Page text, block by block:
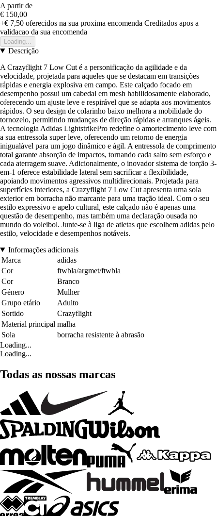
A partir de
€ 150,00
+€ 7,50 oferecidos na sua proxima encomenda Creditados apos a
validacao da sua encomenda
Loading...
Descrição
A Crazyflight 7 Low Cut é a personificação da agilidade e da
velocidade, projetada para aqueles que se destacam em transições
rápidas e energia explosiva em campo. Este calçado focado em
desempenho possui um cabedal em mesh habilidosamente elaborado,
oferecendo um ajuste leve e respirável que se adapta aos movimentos
rápidos. O seu design de colarinho baixo melhora a mobilidade do
tornozelo, permitindo mudanças de direção rápidas e arranques ágeis.
A tecnologia Adidas LightstrikePro redefine o amortecimento leve com
a sua entressola super leve, oferecendo um retorno de energia
inigualável para um jogo dinâmico e ágil. A entressola de comprimento
total garante absorção de impactos, tornando cada salto sem esforço e
cada aterragem suave. Adicionalmente, o inovador sistema de torção 3-
em-1 oferece estabilidade lateral sem sacrificar a flexibilidade,
apoiando movimentos agressivos multidirecionais. Projetada para
superfícies interiores, a Crazyflight 7 Low Cut apresenta uma sola
exterior em borracha não marcante para uma tração ideal. Com o seu
estilo expressivo e apelo cultural, este calçado não é apenas uma
questão de desempenho, mas também uma declaração ousada no
mundo do voleibol. Junte-se à liga de atletas que escolhem adidas pelo
estilo, velocidade e desempenhos notáveis.
Informações adicionais
Marca
adidas
Cor
ftwbla/argmet/ftwbla
Cor
Branco
Género
Mulher
Grupo etário
Adulto
Sortido
Crazyflight
Material principal malha
Sola
borracha resistente à abrasão
Loading...
Loading...
Todas as nossas marcas